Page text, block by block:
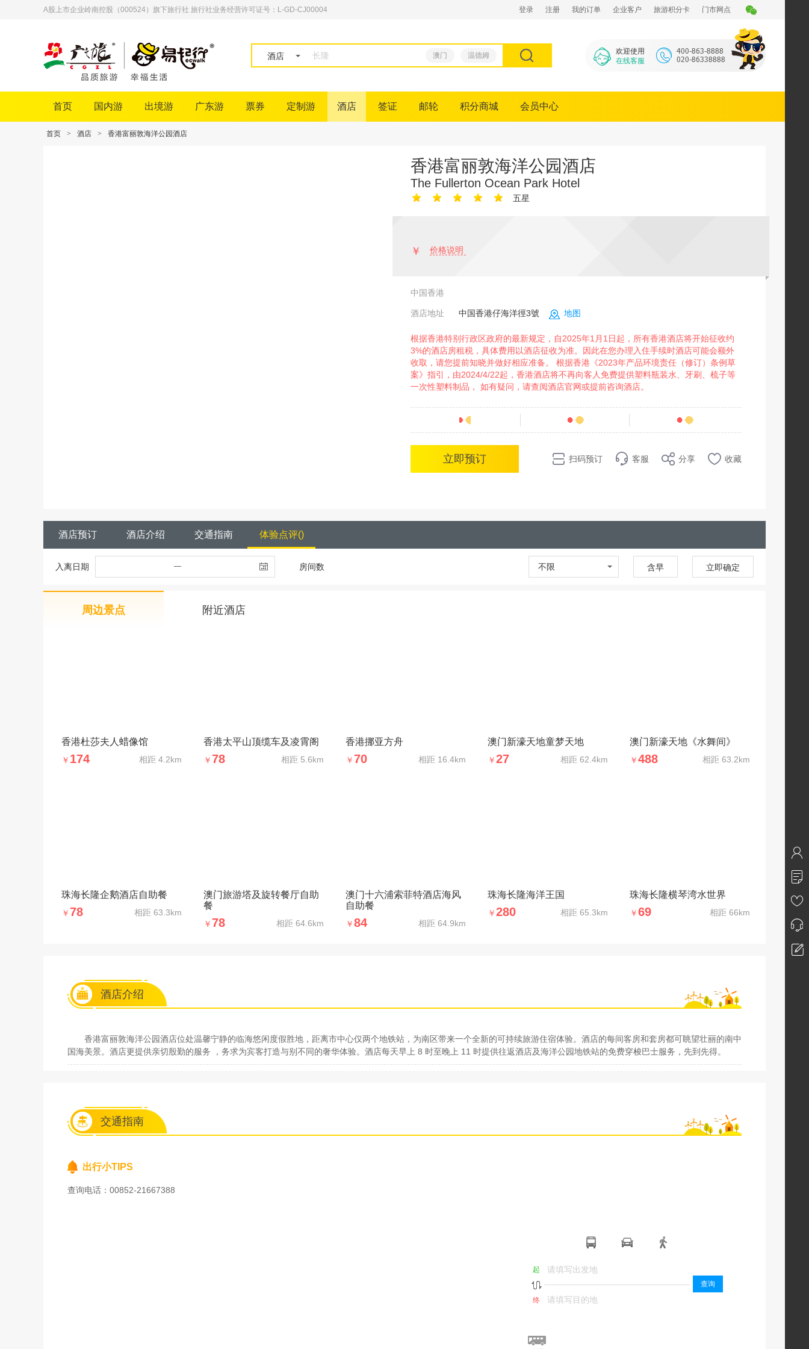
A股上市企业岭南控股（000524）旗下旅行社 旅行社业务经营许可证号：L-GD-CJ00004 登录 注册 我的订单 企业客户 旅游积分卡 门市网点
酒店 澳门 温德姆
欢迎使用
在线客服
首页 国内游 出境游 广东游 票券 定制游 酒店 签证 邮轮 积分商城 会员中心
首页 > 酒店 > 香港富丽敦海洋公园酒店
香港富丽敦海洋公园酒店
The Fullerton Ocean Park Hotel
五星
￥ 价格说明
中国香港
酒店地址 中国香港仔海洋徑3號 地图
根据香港特别行政区政府的最新规定，自2025年1月1日起，所有香港酒店将开始征收约
3%的酒店房租税，具体费用以酒店征收为准。因此在您办理入住手续时酒店可能会额外
收取，请您提前知晓并做好相应准备。 根据香港《2023年产品环境责任（修订）条例草
案》指引，由2024/4/22起，香港酒店将不再向客人免费提供塑料瓶装水、牙刷、梳子等
一次性塑料制品， 如有疑问，请查阅酒店官网或提前咨询酒店。
分 条点评 72 销量
立即预订 扫码预订 客服 分享 收藏
酒店预订 酒店介绍 交通指南 体验点评()
入离日期 房间数 不限 含早 立即确定
周边景点 附近酒店
香港杜莎夫人蜡像馆
￥ 174 相距 4.2km
香港太平山顶缆车及凌霄阁
￥78 相距 5.6km
香港挪亚方舟
￥70 相距 16.4km
澳门新濠天地童梦天地
￥27 相距 62.4km
澳门新濠天地《水舞间》
￥488 相距 63.2km
珠海长隆企鹅酒店自助餐
￥78 相距 63.3km
澳门旅游塔及旋转餐厅自助
餐
￥78 相距 64.6km
澳门十六浦索菲特酒店海风
自助餐
￥84 相距 64.9km
珠海长隆海洋王国
￥280 相距 65.3km
珠海长隆横琴湾水世界
￥69 相距 66km
酒店介绍
香港富丽敦海洋公园酒店位处温馨宁静的临海悠闲度假胜地，距离市中心仅两个地铁站，为南区带来一个全新的可持续旅游住宿体验。酒店的每间客房和套房都可眺望壮丽的南中
国海美景。酒店更提供亲切殷勤的服务 ，务求为宾客打造与别不同的奢华体验。酒店每天早上 8 时至晚上 11 时提供往返酒店及海洋公园地铁站的免费穿梭巴士服务，先到先得。
交通指南
出行小TIPS
查询电话：00852-21667388
起
终
查询